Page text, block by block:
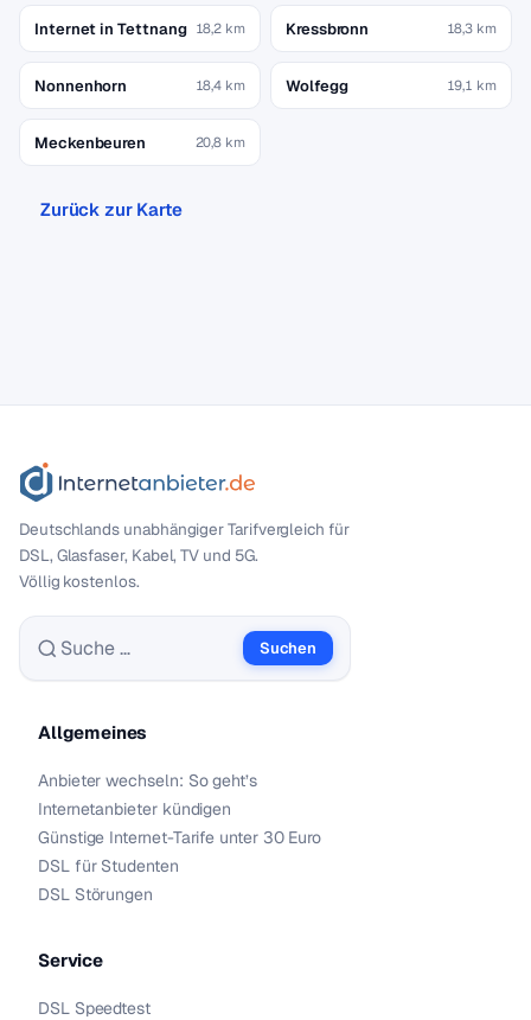
Internet in Tettnang 18,2 km Kressbronn 18,3 km
Nonnenhorn 18,4 km Wolfegg 19,1 km
Meckenbeuren 20,8 km
Zurück zur Karte
Deutschlands unabhängiger Tarif­vergleich für
DSL, Glasfaser, Kabel, TV und 5G.
Völlig kostenlos.
Suche nach:
Suchen
Allgemeines
Anbieter wechseln: So geht’s
Internetanbieter kündigen
Günstige Internet-Tarife unter 30 Euro
DSL für Studenten
DSL Störungen
Service
DSL Speedtest